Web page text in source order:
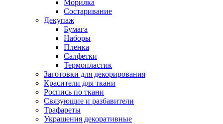
Морилка
Состаривание
Декупаж
Бумага
Наборы
Пленка
Салфетки
Термопластик
Заготовки для декорирования
Красители для ткани
Роспись по ткани
Связующие и разбавители
Трафареты
Украшения декоративные